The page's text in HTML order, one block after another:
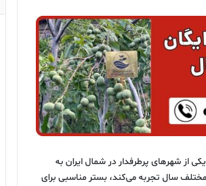
از شهرهای پرطرفدار در شمال ایران به
سال تجربه می‌کند، بستر مناسبی برای